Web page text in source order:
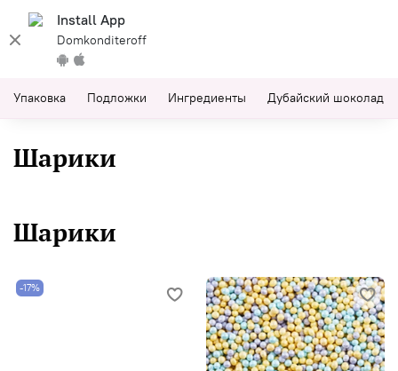
Install App
Domkonditeroff
Упаковка Подложки Ингредиенты Дубайский шоколад
Шарики
Шарики
-17%